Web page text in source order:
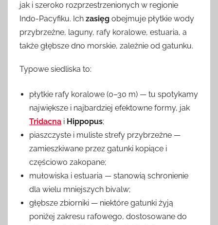
jak i szeroko rozprzestrzenionych w regionie
Indo-Pacyfiku. Ich zasięg obejmuje płytkie wody
przybrzeżne, laguny, rafy koralowe, estuaria, a
także głębsze dno morskie, zależnie od gatunku.
Typowe siedliska to:
płytkie rafy koralowe (0–30 m) — tu spotykamy
największe i najbardziej efektowne formy, jak
Tridacna i Hippopus;
piaszczyste i muliste strefy przybrzeżne —
zamieszkiwane przez gatunki kopiące i
częściowo zakopane;
mułowiska i estuaria — stanowią schronienie
dla wielu mniejszych bivalw;
głębsze zbiorniki — niektóre gatunki żyją
poniżej zakresu rafowego, dostosowane do